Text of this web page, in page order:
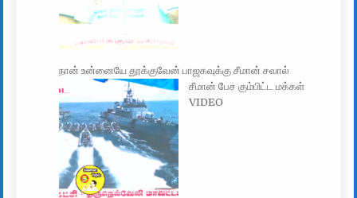
நான் உன்னையே தூக்குவேன் பாஜகவுக்கு சீமான் சவால்
சீமான் பேச கும்பிட்ட மக்கள்
VIDEO